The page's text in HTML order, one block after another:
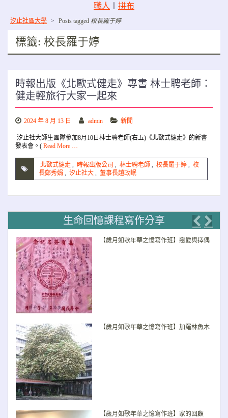
職人
拼布
汐止社區大學 > Posts tagged 校長羅于婷
標籤: 校長羅于婷
時報出版《北歐式健走》專書 林士聘老師：
健走輕旅行大家一起來
2024 年 8 月 13 日 admin 新聞
汐止社大師生團隊參加8月10日林士聘老師(右五)《北歐式健走》的新書
發表會。( Read More …
北歐式健走 , 時報出版公司 , 林士聘老師 , 校長羅于婷 , 校
長鄭秀娟 , 汐止社大 , 董事長趙政岷
生命回憶課程寫作分享
【歲月如歌年華之憶寫作班】戀愛與擇偶
【歲月如歌年華之憶寫作班】加羅林魚木
【歲月如歌年華之憶寫作班】家的回顧